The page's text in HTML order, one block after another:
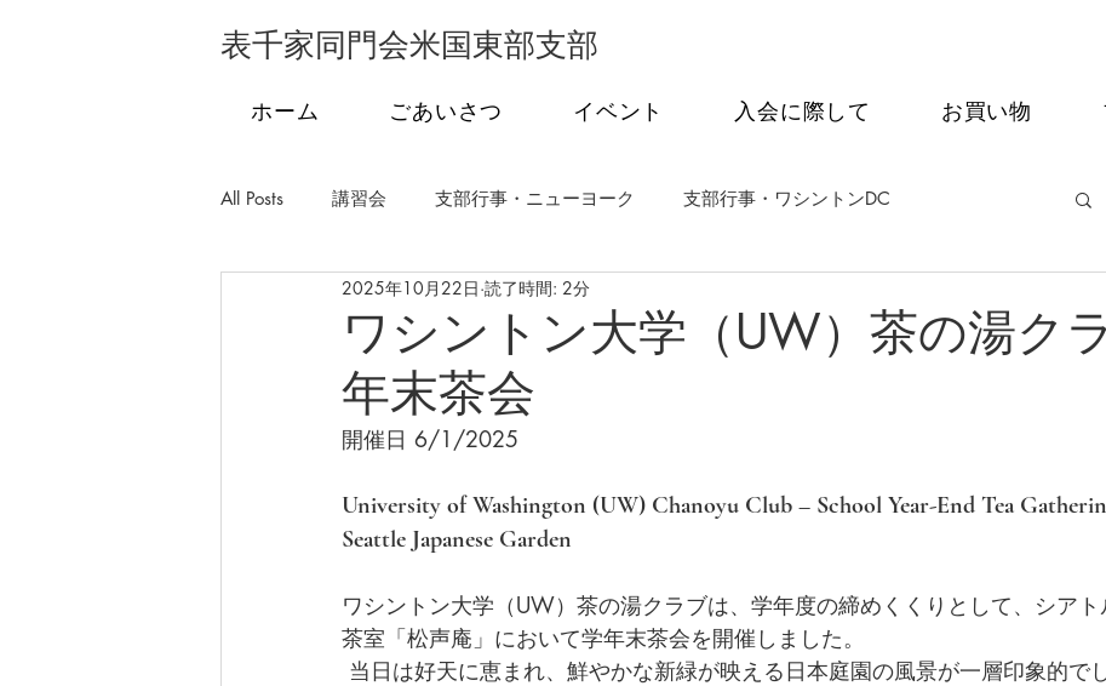
表千家同門会米国東部支部
ホーム ごあいさつ イベント 入会に際して お買い物
All Posts 講習会 支部行事・ニューヨーク 支部行事・ワシントンDC
支部行事・フロリダ 支部行事・フィラデルフィア
発会式 市民茶会
ワシントン大学（UW）茶の湯ク
年末茶会
2025年10月22日 読了時間: 2分
開催日 6/1/2025
University of Washington (UW) Chanoyu Club – School Year-End Tea
Seattle Japanese Garden
ワシントン大学（UW）茶の湯クラブは、学年度の締めくくりとして、シア
茶室「松声庵」において学年末茶会を開催しました。
当日は好天に恵まれ、鮮やかな新緑が映える日本庭園の風景が一層印象的でし